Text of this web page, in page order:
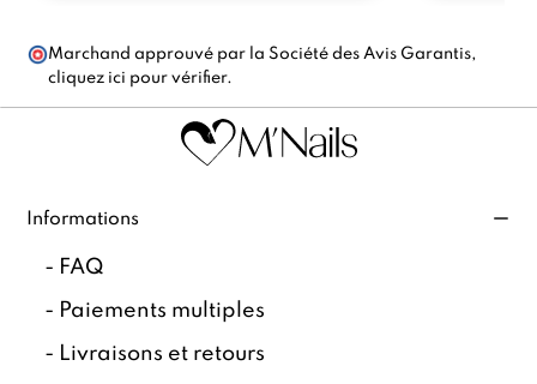
Marchand approuvé par la Société des Avis Garantis,
cliquez ici pour vérifier.
Informations
- FAQ
- Paiements multiples
- Livraisons et retours